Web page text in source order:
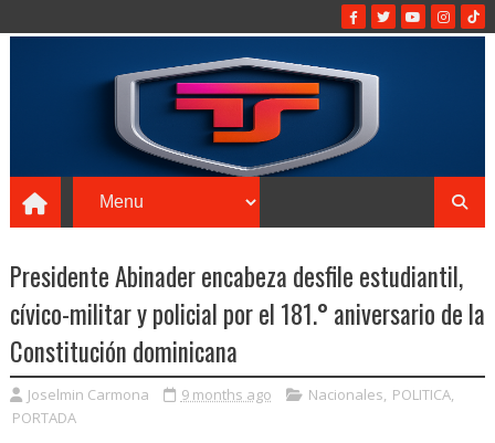
Presidente Abinader encabeza desfile estudiantil,
cívico-militar y policial por el 181.° aniversario de la
Constitución dominicana
Joselmin Carmona 9 months ago Nacionales, POLITICA,
PORTADA